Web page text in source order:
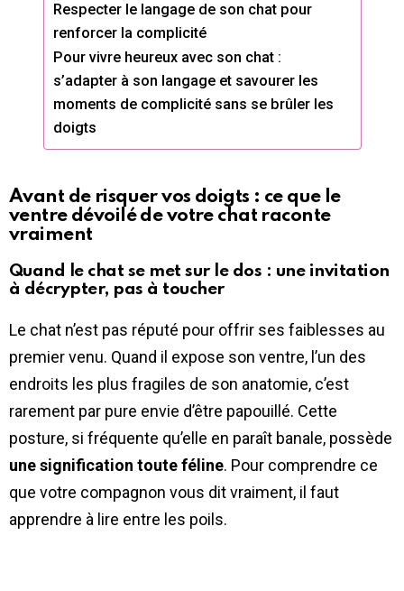
Respecter le langage de son chat pour
renforcer la complicité
Pour vivre heureux avec son chat :
s’adapter à son langage et savourer les
moments de complicité sans se brûler les
doigts
Avant de risquer vos doigts : ce que le
ventre dévoilé de votre chat raconte
vraiment
Quand le chat se met sur le dos : une invitation
à décrypter, pas à toucher
Le chat n’est pas réputé pour offrir ses faiblesses au
premier venu. Quand il expose son ventre, l’un des
endroits les plus fragiles de son anatomie, c’est
rarement par pure envie d’être papouillé. Cette
posture, si fréquente qu’elle en paraît banale, possède
une signification toute féline. Pour comprendre ce
que votre compagnon vous dit vraiment, il faut
apprendre à lire entre les poils.